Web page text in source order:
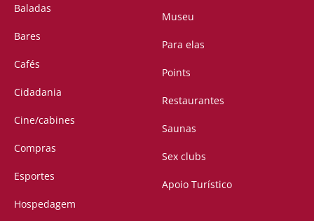
Baladas
Bares
Cafés
Cidadania
Cine/cabines
Compras
Esportes
Hospedagem
Museu
Para elas
Points
Restaurantes
Saunas
Sex clubs
Apoio Turístico